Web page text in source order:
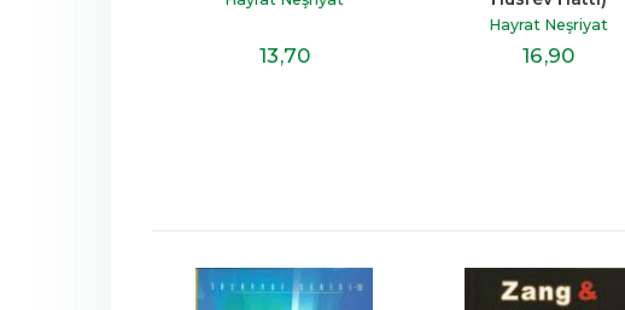
13,70
Hayrat Neşriyat
16,90